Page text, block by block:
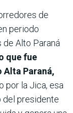
de
periodo
Alto Paraná
que fue
Paraná,
por la Jica, esa
del presidente